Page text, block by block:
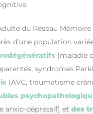
du Réseau Mémoire
d’une population
(maladie
syndromes
(AVC, traumatisme
anxio-dépressif) et des